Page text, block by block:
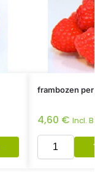
frambozen per
4,60 € Incl.